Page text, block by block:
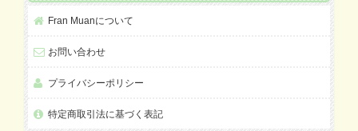
Fran Muanについて
お問い合わせ
プライバシーポリシー
特定商取引法に基づく表記